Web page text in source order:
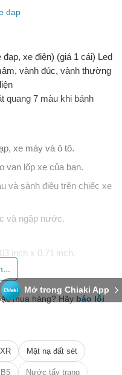
Mở trong Chiaki App
đạp
xe điện) (giá 1 cái) Led
vành đúc, vành thường
quang 7 màu khi bánh
xe máy và ô tô.
van lốp xe của bạn.
và sành điệu trên chiếc xe
và ngập nước.
inch x 0.71 inch.
- 1.5V cho mỗi đèn
Xe Đạp
mua hàng? Hãy báo lỗi
Mặt nạ đất sét
Nước tẩy trang